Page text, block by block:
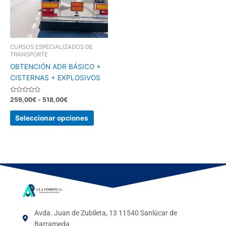
CURSOS ESPECIALIZADOS DE
TRANSPORTE
OBTENCIÓN ADR BÁSICO +
CISTERNAS + EXPLOSIVOS
Valorado
con
0
259,00€ - 518,00€
Seleccionar opciones
opciones
se
pueden
la
página
Avda. Juan de Zubileta, 13 11540 Sanlúcar de
Barrameda